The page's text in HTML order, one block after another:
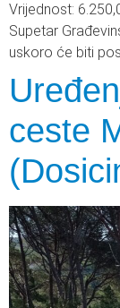
Vrijednost:
Supetar
uskoro će biti
ceste